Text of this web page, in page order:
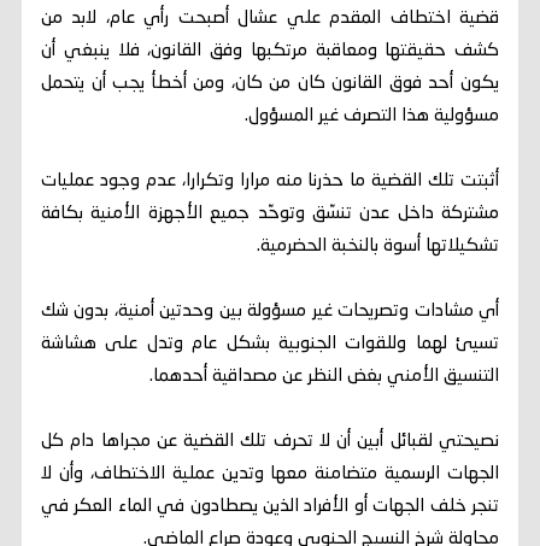
قضية اختطاف المقدم علي عشال أصبحت رأي عام، لابد من
كشف حقيقتها ومعاقبة مرتكبها وفق القانون، فلا ينبغي أن
يكون أحد فوق القانون كان من كان، ومن أخطأ يجب أن يتحمل
مسؤولية هذا التصرف غير المسؤول.
أثبتت تلك القضية ما حذرنا منه مرارا وتكرارا، عدم وجود عمليات
مشتركة داخل عدن تنسّق وتوحّد جميع الأجهزة الأمنية بكافة
تشكيلاتها أسوة بالنخبة الحضرمية.
أي مشادات وتصريحات غير مسؤولة بين وحدتين أمنية، بدون شك
تسيئ لهما وللقوات الجنوبية بشكل عام وتدل على هشاشة
التنسيق الأمني بغض النظر عن مصداقية أحدهما.
نصيحتي لقبائل أبين أن لا تحرف تلك القضية عن مجراها دام كل
الجهات الرسمية متضامنة معها وتدين عملية الاختطاف، وأن لا
تنجر خلف الجهات أو الأفراد الذين يصطادون في الماء العكر في
محاولة شرخ النسيج الجنوبي وعودة صراع الماضي.